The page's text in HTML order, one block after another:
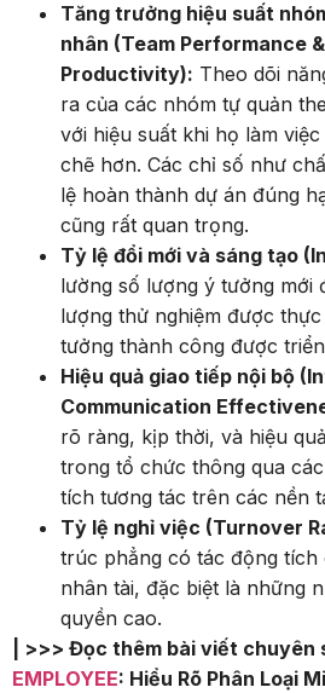
Tăng trưởng hiệu suất
nhân (Team Performance
Productivity): Theo dõi
ra của các nhóm tự quản
với hiệu suất khi họ làm
chẽ hơn. Các chỉ số như
lệ hoàn thành dự án đúng
cũng rất quan trọng.
Tỷ lệ đổi mới và sáng tạo
lường số lượng ý tưởng mới
lượng thử nghiệm được
tưởng thành công được
Hiệu quả giao tiếp nội bộ
Communication
rõ ràng, kịp thời, và hiệu
trong tổ chức thông qua
tích tương tác trên các nền
Tỷ lệ nghỉ việc (Turnover
trúc phẳng có tác động tích
nhân tài, đặc biệt là những
quyền cao.
| >>> Đọc thêm bài viết chuyên
EMPLOYEE: Hiểu Rõ Phân Loại